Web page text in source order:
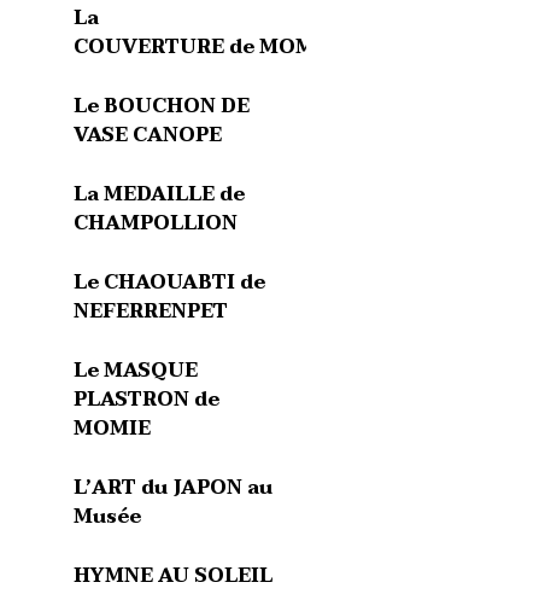
La
COUVERTURE de MOMIE
Le BOUCHON DE
VASE CANOPE
La MEDAILLE de
CHAMPOLLION
Le CHAOUABTI de
NEFERRENPET
Le MASQUE
PLASTRON de
MOMIE
L’ART du JAPON au
Musée
HYMNE AU SOLEIL